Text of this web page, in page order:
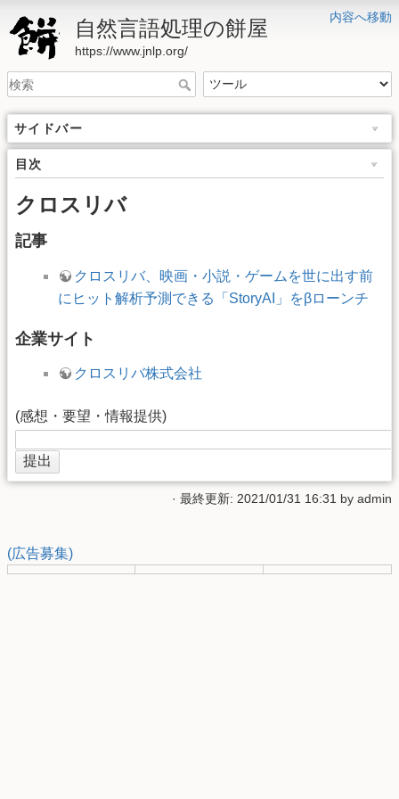
内容へ移動
自然言語処理の餅屋
https://www.jnlp.org/
サイドバー
目次
クロスリバ
記事
クロスリバ、映画・小説・ゲームを世に出す前
にヒット解析予測できる「StoryAI」をβローンチ
企業サイト
クロスリバ株式会社
(感想・要望・情報提供)
· 最終更新: 2021/01/31 16:31 by admin
(広告募集)